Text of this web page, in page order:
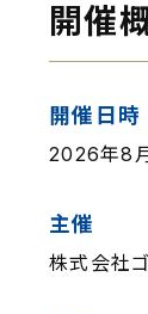
開催
開催日時
2026年8
主催
株式会社